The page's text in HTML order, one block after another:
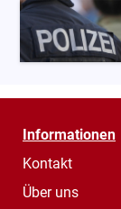
Informationen
Kontakt
Über uns